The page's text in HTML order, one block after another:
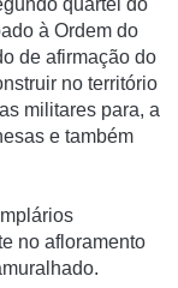
quartel do
à Ordem do
de afirmação do
no território
militares para, a
e também
no afloramento